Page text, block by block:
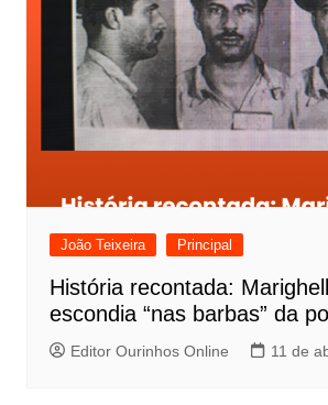
d
João Teixeira Principal
História recontada:
escondia “nas barbas” da
Editor Ourinhos Online 11 de